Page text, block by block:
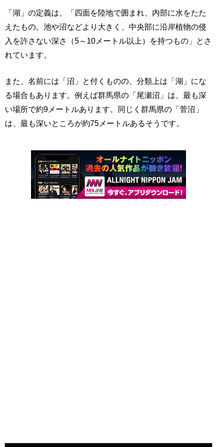
「湖」の定義は、「四面を陸地で囲まれ、内部に水をたた
えたもの。池や沼などより大きく、中央部に沿岸植物の侵
入を許さない深さ（5～10メートル以上）を持つもの」とさ
れています。
また、名前には「沼」と付くものの、分類上は「湖」にな
る場合もあります。例えば群馬県の「尾瀬沼」は、最も深
い場所で約9メートルあります。同じく群馬県の「菅沼」
は、最も深いところが約75メートルあるそうです。